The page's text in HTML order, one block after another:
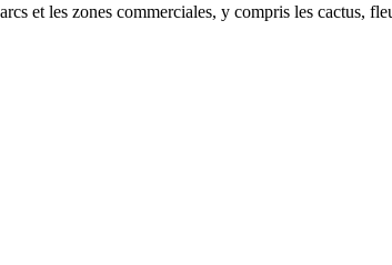
et les zones commerciales, y compris les cactus,